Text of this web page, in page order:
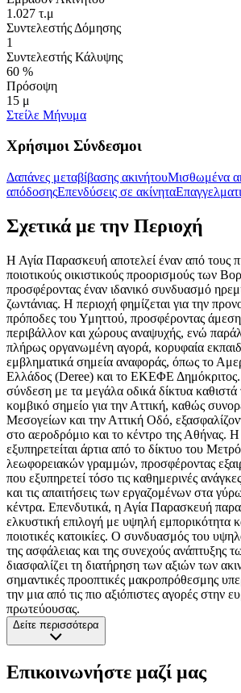
1.027 τ.μ
Συντελεστής Δόμησης
1
Συντελεστής Κάλυψης
60 %
Πρόσοψη
15 μ
Στείλε Μήνυμα
Χρήσιμοι Σύνδεσμοι
Δαπάνες μεταβίβασης ακινήτουΜισθωμένα
απόδοσηςΕπενδύσεις σε ακίνητα
Σχετικά με την Περιοχή
Η Αγία Παρασκευή αποτελεί έναν από τους
ποιοτικούς οικιστικούς προορισμούς των
προσφέροντας έναν ιδανικό συνδυασμό
ζωντάνιας. Η περιοχή φημίζεται για την
πρόποδες του Υμηττού, προσφέροντας
περιβάλλον και χώρους αναψυχής, ενώ
πλήρως οργανωμένη αγορά, κορυφαία
εμβληματικά σημεία αναφοράς, όπως το
Ελλάδος (Deree) και το ΕΚΕΦΕ Δημόκριτος.
σύνδεση με τα μεγάλα οδικά δίκτυα
κομβικό σημείο για την Αττική, καθώς
Μεσογείων και την Αττική Οδό,
στο αεροδρόμιο και το κέντρο της Αθήνας. Η
εξυπηρετείται άρτια από το δίκτυο του
λεωφορειακών γραμμών, προσφέροντας
που εξυπηρετεί τόσο τις καθημερινές
και τις απαιτήσεις των εργαζομένων στα
κέντρα. Επενδυτικά, η Αγία Παρασκευή
ελκυστική επιλογή με υψηλή εμπορικότητα
ποιοτικές κατοικίες. Ο συνδυασμός του
της ασφάλειας και της συνεχούς ανάπτυξης
διασφαλίζει τη διατήρηση των αξιών των
σημαντικές προοπτικές μακροπρόθεσμης
την μια από τις πιο αξιόπιστες αγορές στην
πρωτεύουσας.
Δείτε περισσότερα
Επικοινωνήστε μαζί μας